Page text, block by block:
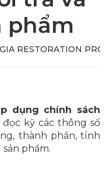
phẩm
RESTORATION
dụng chính sách
kỹ các thông số
thành phần, tính
phẩm.